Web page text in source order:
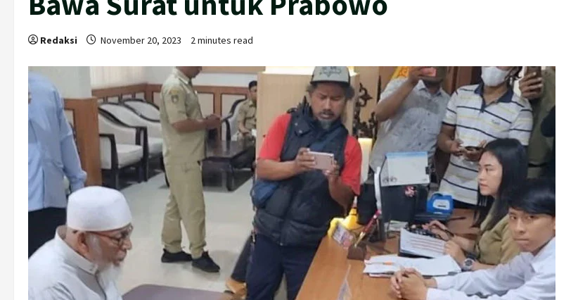
Redaksi November 20, 2023 2 minutes read